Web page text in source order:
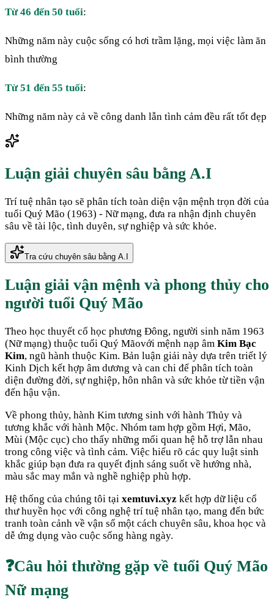
Từ 46 đến 50 tuổi:
Những năm này cuộc sống có hơi trầm lặng, mọi việc làm ăn
bình thường
Từ 51 đến 55 tuổi:
Những năm này cả về công danh lẫn tình cảm đều rất tốt đẹp
Luận giải chuyên sâu bằng A.I
Trí tuệ nhân tạo sẽ phân tích toàn diện vận mệnh trọn đời của
tuổi Quý Mão (1963) - Nữmạng, đưa ra nhận định chuyên
sâu về tài lộc, tình duyên, sự nghiệp và sức khỏe.
Tra cứu chuyên sâu bằng A.I
Luận giải vận mệnh và phong thủy cho
người tuổi Quý Mão
Theo học thuyết cổ học phương Đông, người sinh năm 1963
(Nữ mạng) thuộc tuổi Quý Mãovới mệnh nạp âm Kim Bạc
Kim, ngũ hành thuộc Kim. Bản luận giải này dựa trên triết lý
Kinh Dịch kết hợp âm dương và can chi để phân tích toàn
diện đường đời, sự nghiệp, hôn nhân và sức khỏe từ tiền vận
đến hậu vận.
Về phong thủy, hành Kim tương sinh với hành Thủy và
tương khắc với hành Mộc. Nhóm tam hợp gồm Hợi, Mão,
Mùi (Mộc cục) cho thấy những mối quan hệ hỗ trợ lẫn nhau
trong công việc và tình cảm. Việc hiểu rõ các quy luật sinh
khắc giúp bạn đưa ra quyết định sáng suốt về hướng nhà,
màu sắc may mắn và nghề nghiệp phù hợp.
Hệ thống của chúng tôi tại xemtuvi.xyz kết hợp dữ liệu cổ
thư huyền học với công nghệ trí tuệ nhân tạo, mang đến bức
tranh toàn cảnh về vận số một cách chuyên sâu, khoa học và
dễ ứng dụng vào cuộc sống hàng ngày.
❓Câu hỏi thường gặp về tuổi Quý Mão
Nữ mạng